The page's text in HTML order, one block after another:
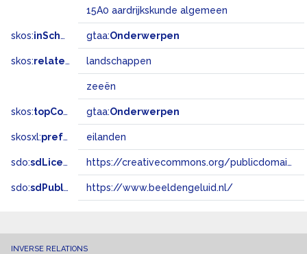
15A0 aardrijkskunde algemeen
skos:inScheme gtaa:Onderwerpen
skos:related landschappen
zeeën
skos:topConceptOf gtaa:Onderwerpen
skosxl:prefLabel eilanden
sdo:sdLicense https://creativecommons.org/publicdomain/zero/1.0/
sdo:sdPublisher https://www.beeldengeluid.nl/
INVERSE RELATIONS